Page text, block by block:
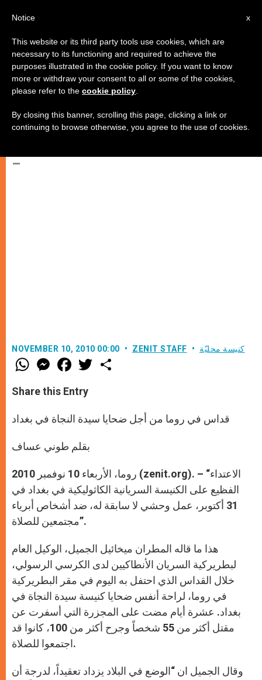
"الشرق الأوسط، ضحية سياسة بدون
تاريخ، بدون تقاليد، بدون أخلاق دينية،
بدون فادي، بدون الله!"
–
NOVEMBER 10, 2010 00:00 ZENIT STAFF كنيسة محليّة
W
h
t
s
p
M
e
s
e
g
e
F
a
e
b
o
k
w
r
Share this Entry
قداس في روما من أجل ضحايا سيدة النجاة في بغداد
بقلم طوني عساف
روما، الأربعاء 10 نوفمبر 2010 (zenit.org). – “الاعتداء
الفظيع على الكنيسة السريانية الكاثوليكية في بغداد في
31 أكتوبر، عمل وحشي لا سابقة له، ضد أشخاص أبرياء
مجتمعين للصلاة”.
هذا ما قاله المطران ميخائيل الجميل، الوكيل العام
لبطريركية السريان الأنطاكيين لدى الكرسي الرسولي،
خلال القداس الذي احتفل به اليوم في مقر البطريركية
في روما، لراحة أنفس ضحايا كنيسة سيدة النجاة في
بغداد. عشرة أيام مضت على المجزرة التي أسفرت عن
مقتل أكثر من 55 شخصاً وجرح أكثر من 100، كانوا قد
اجتمعوا للصلاة.
وقال الجميل ان “الوضع في البلاد يزداد تعقيداً، لدرجة أن
x
Notice
This website or its third party tools use cookies, which are
necessary to its functioning and required to achieve the
purposes illustrated in the cookie policy. If you want to know
more or withdraw your consent to all or some of the cookies,
please refer to the cookie policy
By closing this banner, scrolling this page, clicking a link or
continuing to browse otherwise, you agree to the use of cookies.